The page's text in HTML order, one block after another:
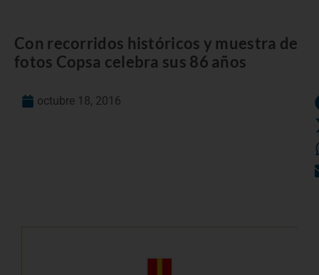
Con recorridos históricos y muestra de
fotos Copsa celebra sus 86 años
octubre 18, 2016